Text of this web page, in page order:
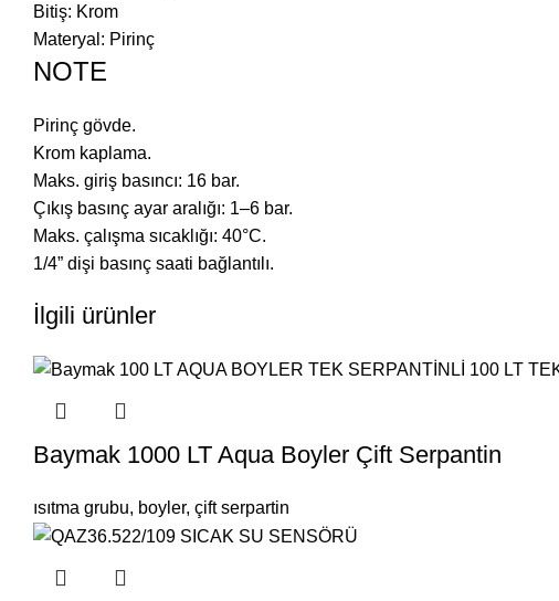
Bitiş: Krom
Materyal : Pirinç
NOTE
Pirinç gövde.
Krom kaplama.
Maks. giriş basıncı: 16 bar.
Çıkış basınç ayar aralığı: 1–6 bar.
Maks. çalışma sıcaklığı: 40°C.
1/4” dişi basınç saati bağlantılı.
İlgili ürünler
Baymak 1000 LT Aqua Boyler Çift Serpantin
ısıtma grubu, boyler, çift serpartin